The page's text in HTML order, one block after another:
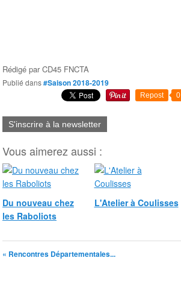
Rédigé parCD45 FNCTA
Publié dans#Saison 2018-2019
Repost 0
S'inscrire à la newsletter
Vous aimerez aussi :
Du nouveau chez
les Raboliots
L'Atelier à Coulisses
« Rencontres Départementales...